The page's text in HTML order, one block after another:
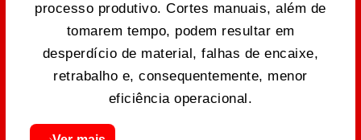
processo produtivo. Cortes manuais, além de
tomarem tempo, podem resultar em
desperdício de material, falhas de encaixe,
retrabalho e, consequentemente, menor
eficiência operacional.